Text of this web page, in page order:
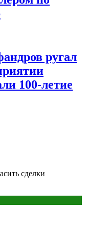
ругал
100-летие
сделки